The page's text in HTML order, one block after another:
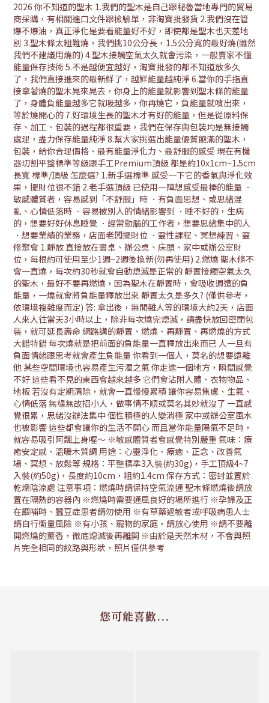
2026 你不知道的聖木 1.我們的聖木是自己跟秘魯當地專門的貿易
商採購，有相關進口文件跟檢驗單，非淘寶批發貨 2.我們沒在管
爆不爆油，真正淨化是要看能量好不好，即使都是聖木也天差地
別 3.聖木條太粗難燒，我們挑10公分長，1.5公分寬的最好燒(雖然
我們不建議用燒的) 4.聖木接觸空氣太久就會污染，一般賣家不懂
能量保存技術 5.不是越便宜越好，淘寶批發的都不知道放多久
了，我們直接進來的最新鮮了，越鮮能量越純淨 6.當你的手指直
接拿著燒的聖木晃來晃去，你身上的能量就影響到聖木條的能量
了，身體負能量越多它就吸越多，你再燒它，負能量就噴出來，
等於燒開心的 7.好環境生長的聖木才有好的能量，但是從原料保
存、加工、包裝的過程都很重要，我們在保存與包裝均是無接觸
處理，盡力保存能量純淨 8.幫大家挑選出能量優質飽滿的聖木，
包裝，給你合理價格、最有能量淨化力、最舒服的感受 現在有機
器切割平整標準等級跟手工Premium頂級 都是約10x1cm~1.5cm
長寬 標準/頂級 怎麼選? 1.新手選標準 感受一下它的香氣與淨化效
果，擺財位很不錯 2.老手選頂級 已使用一陣想感受最棒的能量 ．
敏感體質者，容易感到「不舒服」時 ．有負面思想、或思緒混
亂、心情低落時 ．容易被別人的情緒影響到 ．睡不好的，生病
的，想要好好休息睡覺 ．經常動腦的工作者，想要思緒集中的人
．想要業績的業務，店面老闆擺財位 ．靈性課程、冥想練習、靈
修聚會 1.靜放 直接放在書桌、辦公桌、床頭、家中或辦公室財
位，每根約可使用至少1週~2週後換新(勿再使用) 2.燃燒 聖木條不
會一直燒，每次約30秒就會自動熄滅是正常的 靜置接觸空氣太久
的聖木，最好不要再燃燒，因為聖木在靜置時，會吸收週遭的負
能量，一燒就會將負能量釋放出來 靜置太久是多久? (僅供參考，
依環境複雜度而定) 答: 拿出後，無閒雜人等的環境大約2天，店面
人來人往當天3小時以上，除非每次燒完熄滅，請盡快放回密閉包
裝，就可延長壽命 網路講的靜置、燃燒、再靜置、再燃燒的方式
大錯特錯 每次燒就是把前面的負能量一直釋放出來而已 人一旦有
負面情緒跟思考就會產生負能量 你看到一個人，莫名的想要遠離
他 某些空間環境也容易產生污濁之氣 你走進一個地方，瞬間感覺
不好 這些看不見的東西會越來越多 它們會沾附人體、衣物物品、
地板 若沒有定期清除，就會一直慢慢累積 讓你容易焦慮、生氣、
心情低落 無緣無故招小人，做事情不順或莫名其妙就沒了 一直感
覺很累，思緒沒辦法集中 個性積極的人變消極 家中或辦公室風水
也被影響 這些都會讓你的生活不開心 而且當你能量陽氣不足時，
就容易吸引阿飄上身喔～ ※敏感體質者會感覺特別嚴重 氣味：療
癒安定感、溫暖木質調 用途：心靈淨化、療癒、正念、改善氣
場、冥想、放鬆等 規格：平整標準3入裝(約30g)，手工頂級4~7
入裝(約50g)，長度約10cm，粗約1.4cm 保存方式：密封並置於
乾燥陰涼處 注意事項：燃燒時請保持空氣流通 聖木條燃燒後請放
置在隔熱的容器內 ※燃燒時需要通風良好的場所進行 ※孕婦及正
在餵哺時、蠶豆症患者請勿使用 ※有草藥過敏者或呼吸病患人士
請自行衡量風險 ※有小孩、寵物的家庭，請放心使用 ※請不要離
開燃燒的薰香，徹底熄滅後再離開 ※由於是天然木材，不會與照
片完全相同的紋路與形狀，照片僅供參考
您可能喜歡...